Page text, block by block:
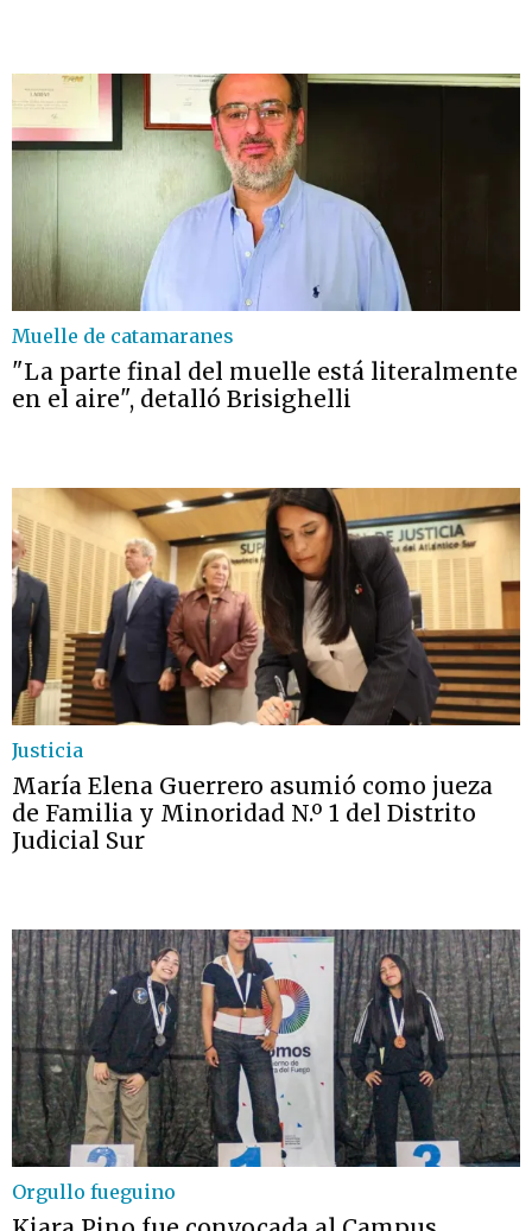
Muelle de catamaranes
"La parte final del muelle está literalmente
en el aire", detalló Brisighelli
Justicia
María Elena Guerrero asumió como jueza
de Familia y Minoridad N.º 1 del Distrito
Judicial Sur
Orgullo fueguino